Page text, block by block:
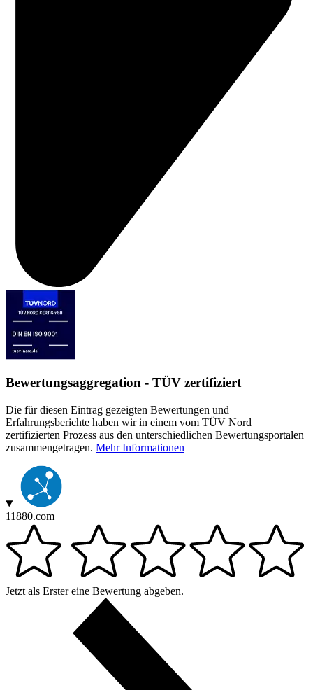
Bewertungsaggregation - TÜV zertifiziert
Die für diesen Eintrag gezeigten Bewertungen und
Erfahrungsberichte haben wir in einem vom TÜV Nord
zertifizierten Prozess aus den unterschiedlichen Bewertungsportalen
zusammengetragen. Mehr Informationen
11880.com
Jetzt als Erster eine Bewertung abgeben.